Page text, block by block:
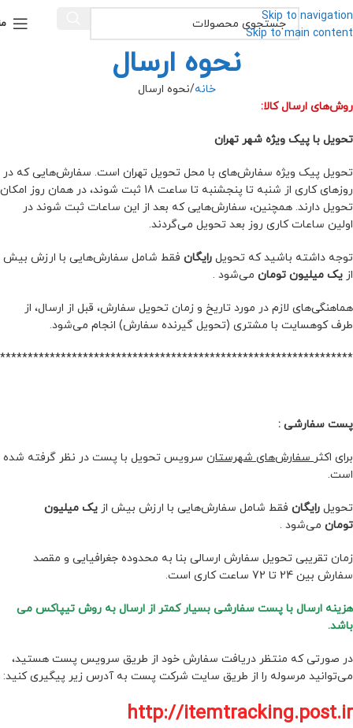
Skip to navigation
Skip to main content
نحوه ارسال
خانه نحوه ارسال
روش‌های ارسال کالا:
تحویل با پیک ویژه شهر تهران
تحویل پیک ویژه سفارش‏‌های با محل تحویل تهران است. سفارش‌هایی که در
روزهای کاری از شنبه تا پنجشنبه تا ساعت 18 ثبت شوند، در همان روز امکان
تحویل دارند. همچنین، سفارش‌هایی که بعد از این ساعات ثبت شوند در
اولین ساعات کاری روز بعد تحویل می‌گردند.
توجه داشته باشید که تحویل رایگان فقط شامل سفارش‌‌‌‌هایی با ارزش بیش
از یک میلیون تومان می‌شود .
هماهنگی‌های لازم در مورد تاریخ و زمان تحویل سفارش، قبل از ارسال، از
طرف کوهسایت با مشتری (تحویل گیرنده سفارش) انجام می‏‌شود.
پست سفارشی :
برای اکثرسفارش‌های شهرستان سرویس تحویل با پست در نظر گرفته شده
است.
تحویل رایگان فقط شامل سفارش‌‌‌‌هایی با ارزش بیش از یک میلیون
تومان می‌شود .
زمان تقریبی تحویل سفارش ارسالی بنا به محدوده جغرافیایی و مقصد
سفارش بین 24 تا 72 ساعت کاری است.
هزینه ارسال با پست سفارشی بسیار کمتر از ارسال به روش تیپاکس می
باشد.
در صورتی که منتظر دریافت سفارش خود از طریق سرویس پست هستید،
می‌توانید مرسوله را از طریق سایت شرکت پست به آدرس زیر پیگیری کنید:
http://itemtracking.post.ir